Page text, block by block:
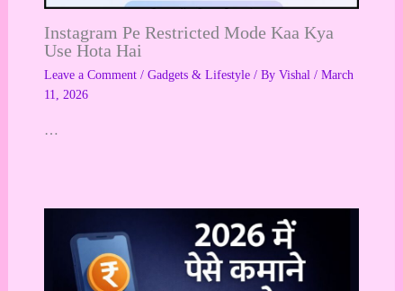
Instagram Pe Restricted Mode Kaa Kya
Use Hota Hai
Leave a Comment / Gadgets & Lifestyle/ By Vishal / March
11, 2026
…